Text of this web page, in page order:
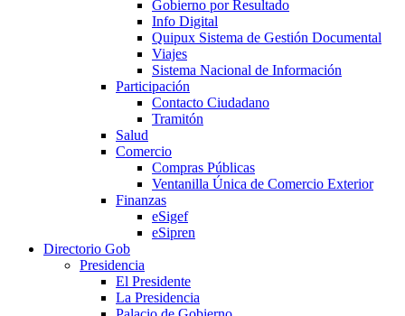
Gobierno por Resultado
Info Digital
Quipux Sistema de Gestión Documental
Viajes
Sistema Nacional de Información
Participación
Contacto Ciudadano
Tramitón
Salud
Comercio
Compras Públicas
Ventanilla Única de Comercio Exterior
Finanzas
eSigef
eSipren
Directorio Gob
Presidencia
El Presidente
La Presidencia